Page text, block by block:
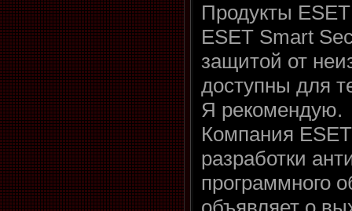
Продукты
ESET Smart
защитой от
доступны для
Я рекомендую.
Компания
разработки
программного